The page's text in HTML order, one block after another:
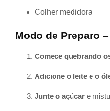
Colher medidora
Modo de Preparo
Comece quebrando
Adicione o leite e o
Junte o açúcar e